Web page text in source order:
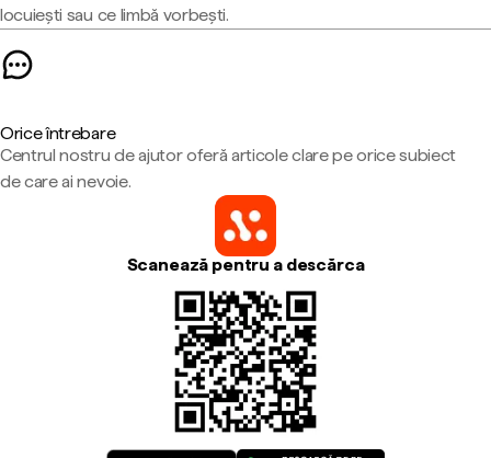
locuiești sau ce limbă vorbești.
Orice întrebare
Centrul nostru de ajutor oferă articole clare pe orice subiect
de care ai nevoie.
Scanează pentru a descărca